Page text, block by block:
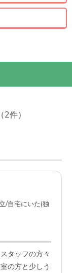
（2件）
/自宅にいた(独
タッフの方々
の方と少しう